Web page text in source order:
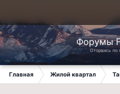
Форумы
Оторвись по
Главная Жилой квартал